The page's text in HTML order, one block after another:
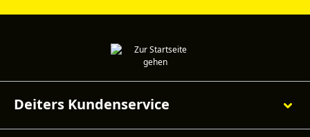
Deiters Kundenservice